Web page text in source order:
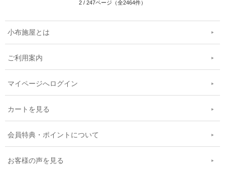
2 / 247ページ（全2464件）
小布施屋とは
ご利用案内
マイページへログイン
カートを見る
会員特典・ポイントについて
お客様の声を見る